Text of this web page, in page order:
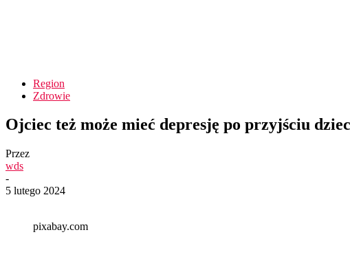
Region
Zdrowie
Ojciec też może mieć depresję po przyjściu
Przez
wds
-
5 lutego 2024
pixabay.com